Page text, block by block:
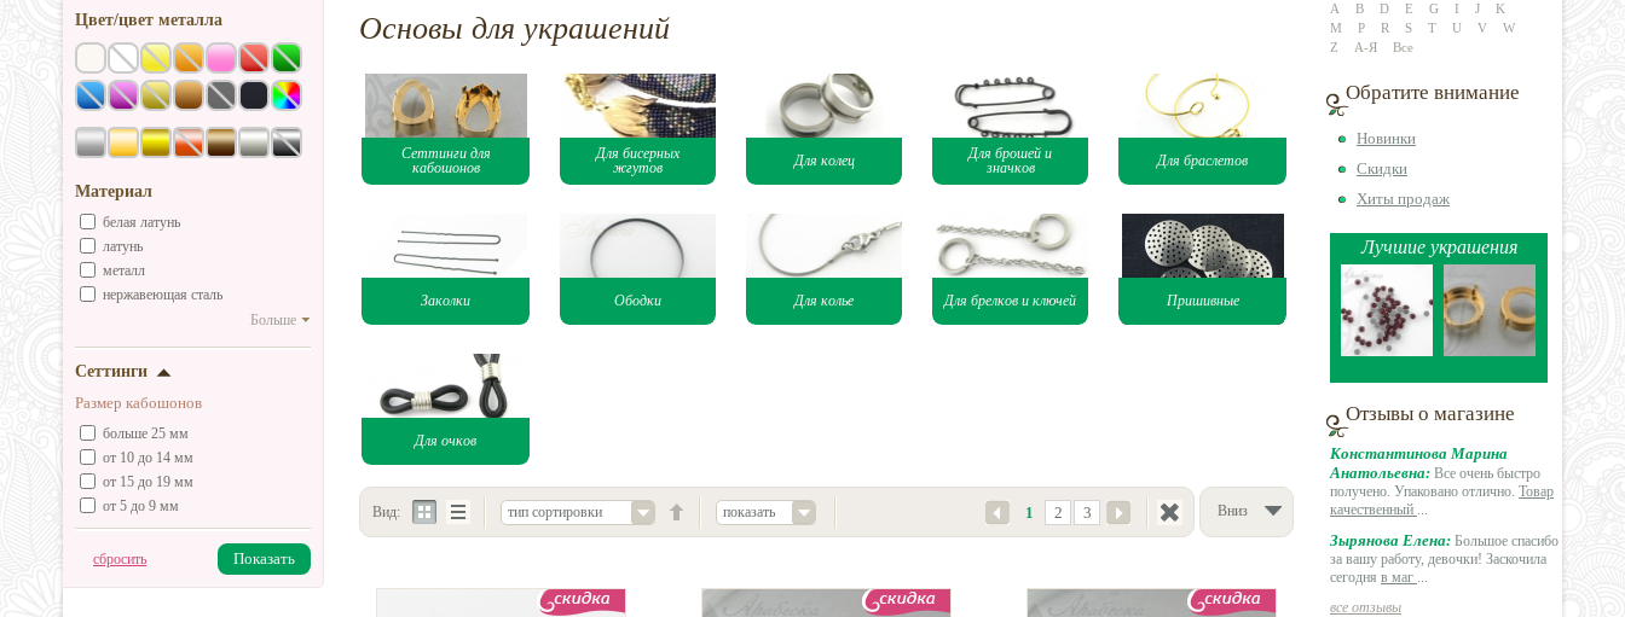
Цвет/цвет металла
Материал
белая латунь
латунь
металл
нержавеющая сталь
Больше
Сеттинги
Размер кабошонов
больше 25 мм
от 10 до 14 мм
от 15 до 19 мм
от 5 до 9 мм
сбросить Показать
Основы для украшений
Сеттинги для
кабошонов
Для бисерных
жгутов
Для колец
Для брошей и
значков
Для браслетов
Заколки Ободки Для колье Для брелков и ключей Пришивные
Для очков
Вид: тип сортировки показать 1 2 3 Вниз
A B D E G I J
K
M
P R S T U V
W
Z
А-Я Все
Обратите внимание
Новинки
Скидки
Хиты продаж
Лучшие украшения
Отзывы о магазине
Константинова Марина
Анатольевна: Все очень быстро
получено. Упаковано отлично. Товар
качественный ...
Зырянова Елена: Большое спасибо
за вашу работу, девочки! Заскочила
сегодня в маг ...
все отзывы